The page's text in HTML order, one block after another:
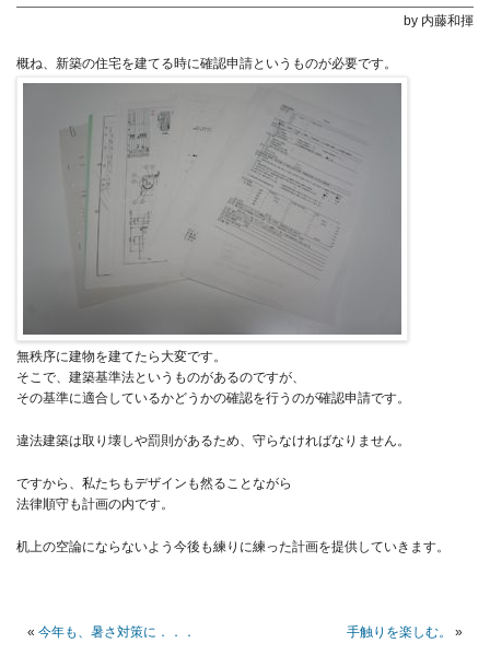
by 内藤和揮
概ね、新築の住宅を建てる時に確認申請というものが必要です。
無秩序に建物を建てたら大変です。
そこで、建築基準法というものがあるのですが、
その基準に適合しているかどうかの確認を行うのが確認申請です。
違法建築は取り壊しや罰則があるため、守らなければなりません。
ですから、私たちもデザインも然ることながら
法律順守も計画の内です。
机上の空論にならないよう今後も練りに練った計画を提供していきます。
« 今年も、暑さ対策に．．． 手触りを楽しむ。 »